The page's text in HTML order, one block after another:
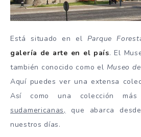
Está situado en el Parque
galería de arte en el país. El
también conocido como el Museo
Aquí puedes ver una extensa
Así como una colección
sudamericanas, que abarca
nuestros días.